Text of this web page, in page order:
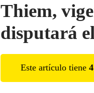
Thiem,
disputará
Este artículo tiene 4